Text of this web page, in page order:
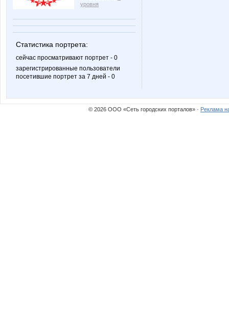
уровня
Статистика портрета:
сейчас просматривают портрет - 0
зарегистрированные пользователи
посетившие портрет за 7 дней - 0
© 2026 ООО «Сеть городских порталов» · Реклама